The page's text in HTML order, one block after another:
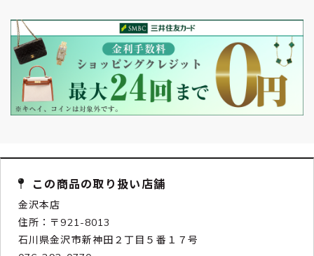
この商品の取り扱い店舗
金沢本店
住所：〒921-8013
石川県金沢市新神田２丁目５番１７号